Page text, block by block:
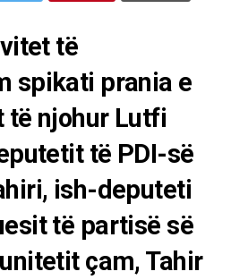
të
spikati prania e
të njohur Lutfi
të PDI-së
ish-deputeti
të partisë së
çam, Tahir